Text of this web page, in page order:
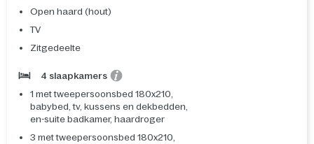
Open haard (hout)
TV
Zitgedeelte
4 slaapkamers
1 met tweepersoonsbed 180x210,
babybed, tv, kussens en dekbedden,
en-suite badkamer, haardroger
3 met tweepersoonsbed 180x210,